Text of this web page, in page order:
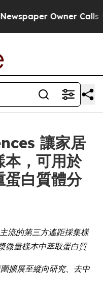
Owner Calls the
讓家居
本，可用於
蛋白質體分
流的第三方遙距採集樣
微量樣本中萃取蛋白質
擴展至縱向研究、去中